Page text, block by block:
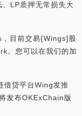
LP质押无常损失大
目前交易{Wings]股
。您可以在我们的加
借贷平台Wing发推
发布OKExChain版